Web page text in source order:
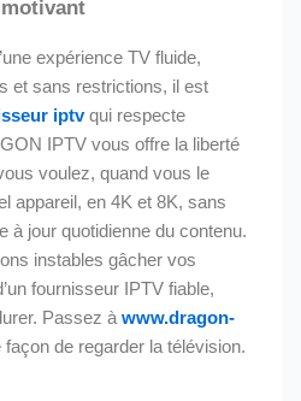
expérience TV fluide,
et sans restrictions, il est
iptvqui respecte
IPTV vous offre la liberté
voulez, quand vous le
appareil, en 4K et 8K, sans
à jour quotidienne du contenu.
instables gâcher vos
fournisseur IPTV fiable,
Passez àwww.dragon-
de regarder la télévision.